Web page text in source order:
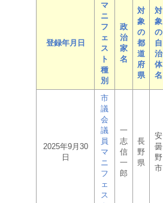
登録年月日
マ
ニ
フ
ェ
ス
ト
種
別
政
治
家
名
対
象
の
都
道
府
県
対
象
の
自
治
体
名
2025年9月30
日
市
議
会
議
員
マ
ニ
フ
ェ
ス
一
志
信
一
郎
長
野
県
安
曇
野
市